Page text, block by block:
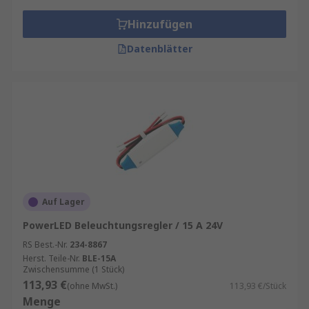
Hinzufügen
Datenblätter
Auf Lager
PowerLED Beleuchtungsregler / 15 A 24V
RS Best.-Nr. 234-8867
Herst. Teile-Nr. BLE-15A
Zwischensumme (1 Stück)
113,93 €(ohne MwSt.) 113,93 €/Stück
Menge